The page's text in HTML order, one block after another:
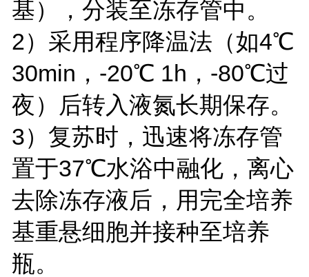
基），分装至冻存管中。
2）采用程序降温法（如4℃
30min，-20℃ 1h，-80℃过
夜）后转入液氮长期保存。
3）复苏时，迅速将冻存管
置于37℃水浴中融化，离心
去除冻存液后，用完全培养
基重悬细胞并接种至培养
瓶。